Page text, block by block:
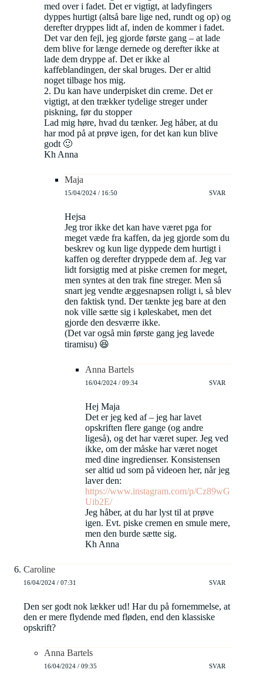
med over i fadet. Det er vigtigt, at ladyfingers
dyppes hurtigt (altså bare lige ned, rundt og op) og
derefter dryppes lidt af, inden de kommer i fadet.
Det var den fejl, jeg gjorde første gang – at lade
dem blive for længe dernede og derefter ikke at
lade dem dryppe af. Det er ikke al
kaffeblandingen, der skal bruges. Der er altid
noget tilbage hos mig.
2. Du kan have underpisket din creme. Det er
vigtigt, at den trækker tydelige streger under
piskning, før du stopper
Lad mig høre, hvad du tænker. Jeg håber, at du
har mod på at prøve igen, for det kan kun blive
godt 🙂
Kh Anna
Maja
15/04/2024 / 16:50 SVAR
Hejsa
Jeg tror ikke det kan have været pga for
meget væde fra kaffen, da jeg gjorde som du
beskrev og kun lige dyppede dem hurtigt i
kaffen og derefter dryppede dem af. Jeg var
lidt forsigtig med at piske cremen for meget,
men syntes at den trak fine streger. Men så
snart jeg vendte æggesnapsen roligt i, så blev
den faktisk tynd. Der tænkte jeg bare at den
nok ville sætte sig i køleskabet, men det
gjorde den desværre ikke.
(Det var også min første gang jeg lavede
tiramisu) 😆
Anna Bartels
16/04/2024 / 09:34 SVAR
Hej Maja
Det er jeg ked af – jeg har lavet
opskriften flere gange (og andre
ligeså), og det har været super. Jeg ved
ikke, om der måske har været noget
med dine ingredienser. Konsistensen
ser altid ud som på videoen her, når jeg
laver den:
https://www.instagram.com/p/Cz89wG
Uib2E/
Jeg håber, at du har lyst til at prøve
igen. Evt. piske cremen en smule mere,
men den burde sætte sig.
Kh Anna
Caroline
16/04/2024 / 07:31 SVAR
Den ser godt nok lækker ud! Har du på fornemmelse, at
den er mere flydende med fløden, end den klassiske
opskrift?
Anna Bartels
16/04/2024 / 09:35 SVAR